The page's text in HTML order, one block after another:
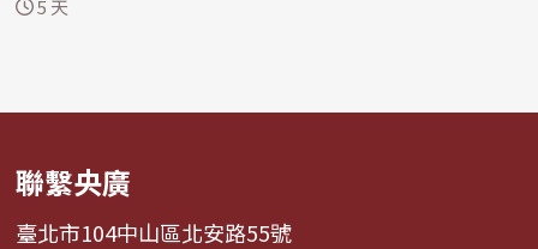
5 天
聯繫央廣
臺北市104中山區北安路55號